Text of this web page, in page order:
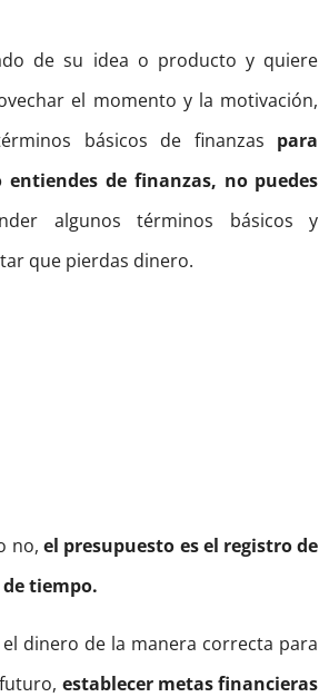
de su idea o producto y quiere
el momento y la motivación,
básicos de finanzas para
de finanzas, no puedes
algunos términos básicos y
que pierdas dinero.
no, el presupuesto es el registro de
tiempo.
dinero de la manera correcta para
establecer metas financieras